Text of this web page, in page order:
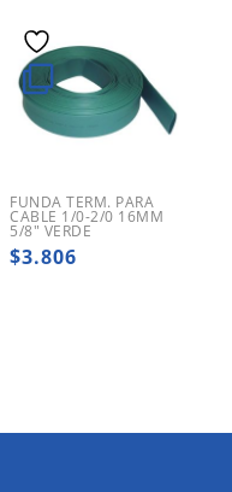
FUNDA TERM. PARA
CABLE 1/0-2/0 16MM
5/8″ VERDE
$3.806